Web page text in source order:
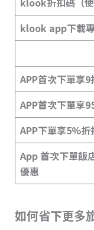
klook app下載
APP首次下單享9
APP首次下單享
APP下單享5%折
App 首次下單飯
優惠
如何省下更多